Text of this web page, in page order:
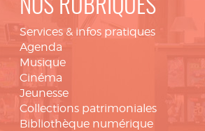
NOS RUBRIQUES
Services & infos pratiques
Agenda
Musique
Cinéma
Jeunesse
Collections patrimoniales
Bibliothèque numérique